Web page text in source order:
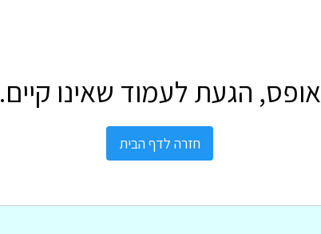
אופס, הגעת לעמוד שאינו קיים.
חזרה לדף הבית